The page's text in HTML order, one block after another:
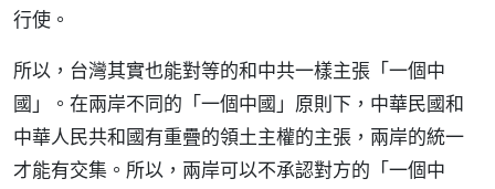
行使。
所以，台灣其實也能對等的和中共一樣主張「一個中
國」。在兩岸不同的「一個中國」原則下，中華民國和
中華人民共和國有重疊的領土主權的主張，兩岸的統一
才能有交集。所以，兩岸可以不承認對方的「一個中